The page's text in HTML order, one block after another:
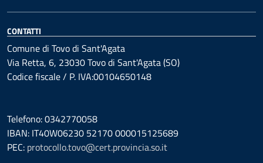
CONTATTI
Comune di Tovo di Sant'Agata
Via Retta, 6, 23030 Tovo di Sant'Agata (SO)
Codice fiscale / P. IVA:00104650148
Telefono: 0342770058
IBAN: IT40W06230 52170 000015125689
PEC: protocollo.tovo@cert.provincia.so.it